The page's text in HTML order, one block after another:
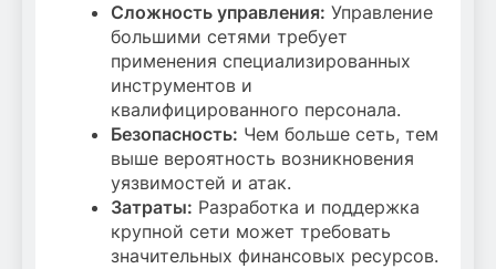
Сложность управления: Управление
большими сетями требует
применения специализированных
инструментов и
квалифицированного персонала.
Безопасность: Чем больше сеть, тем
выше вероятность возникновения
уязвимостей и атак.
Затраты: Разработка и поддержка
крупной сети может требовать
значительных финансовых ресурсов.